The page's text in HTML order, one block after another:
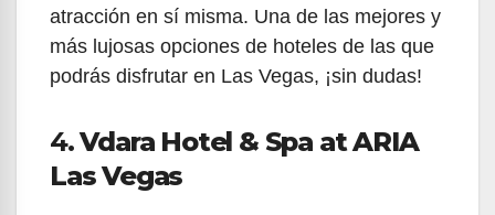
atracción en sí misma. Una de las mejores y
más lujosas opciones de hoteles de las que
podrás disfrutar en Las Vegas, ¡sin dudas!
4.Vdara Hotel & Spa at ARIA
Las Vegas